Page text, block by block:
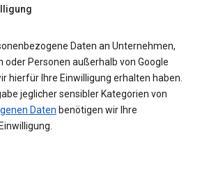
Daten an Unternehmen,
oder Personen außerhalb von Google
hierfür Ihre Einwilligung erhalten haben.
jeglicher sensibler Kategorien von
Daten benötigen wir Ihre